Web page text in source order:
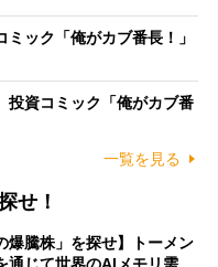
ック「俺がカブ番長！」
資コミック「俺がカブ番
一覧を見る
せ！
爆騰株」を探せ】トーメン